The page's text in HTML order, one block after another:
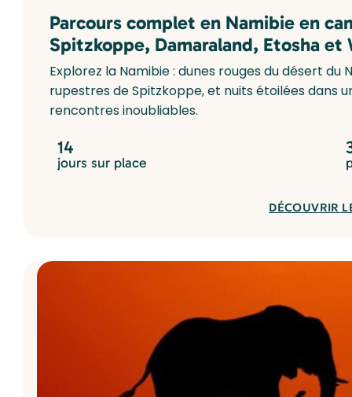
Parcours complet en Namibie en
Spitzkoppe, Damaraland, Etosha et
Explorez la Namibie : dunes rouges du désert
rupestres de Spitzkoppe, et nuits étoilées dans
rencontres inoubliables.
14
jours sur place
DÉCOUVRIR